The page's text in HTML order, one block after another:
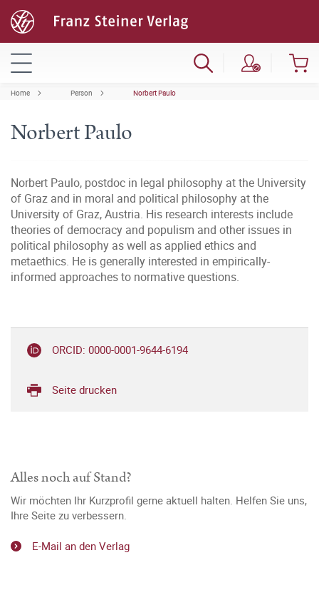
Home Person Norbert Paulo
Norbert Paulo
Norbert Paulo, postdoc in legal philosophy at the University
of Graz and in moral and political philosophy at the
University of Graz, Austria. His research interests include
theories of democracy and populism and other issues in
political philosophy as well as applied ethics and
metaethics. He is generally interested in empirically-
informed approaches to normative questions.
ORCID: 0000-0001-9644-6194
Seite drucken
Alles noch auf Stand?
Wir möchten Ihr Kurzprofil gerne aktuell halten. Helfen Sie uns,
Ihre Seite zu verbessern.
E-Mail an den Verlag